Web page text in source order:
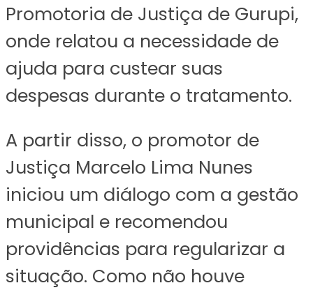
Promotoria de Justiça de Gurupi,
onde relatou a necessidade de
ajuda para custear suas
despesas durante o tratamento.
A partir disso, o promotor de
Justiça Marcelo Lima Nunes
iniciou um diálogo com a gestão
municipal e recomendou
providências para regularizar a
situação. Como não houve